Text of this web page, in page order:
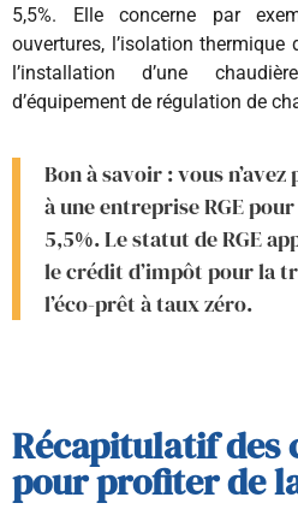
5,5%. Elle concerne par
ouvertures, l’isolation
l’installation d’une
d’équipement de régulation de
Bon à savoir : vous
à une entreprise RGE
5,5%. Le statut de RGE
le crédit d’impôt pour la
l’éco-prêt à taux zéro.
Récapitulatif des
pour profiter de